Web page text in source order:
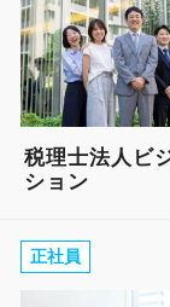
税理士法人ビ
ション
正社員